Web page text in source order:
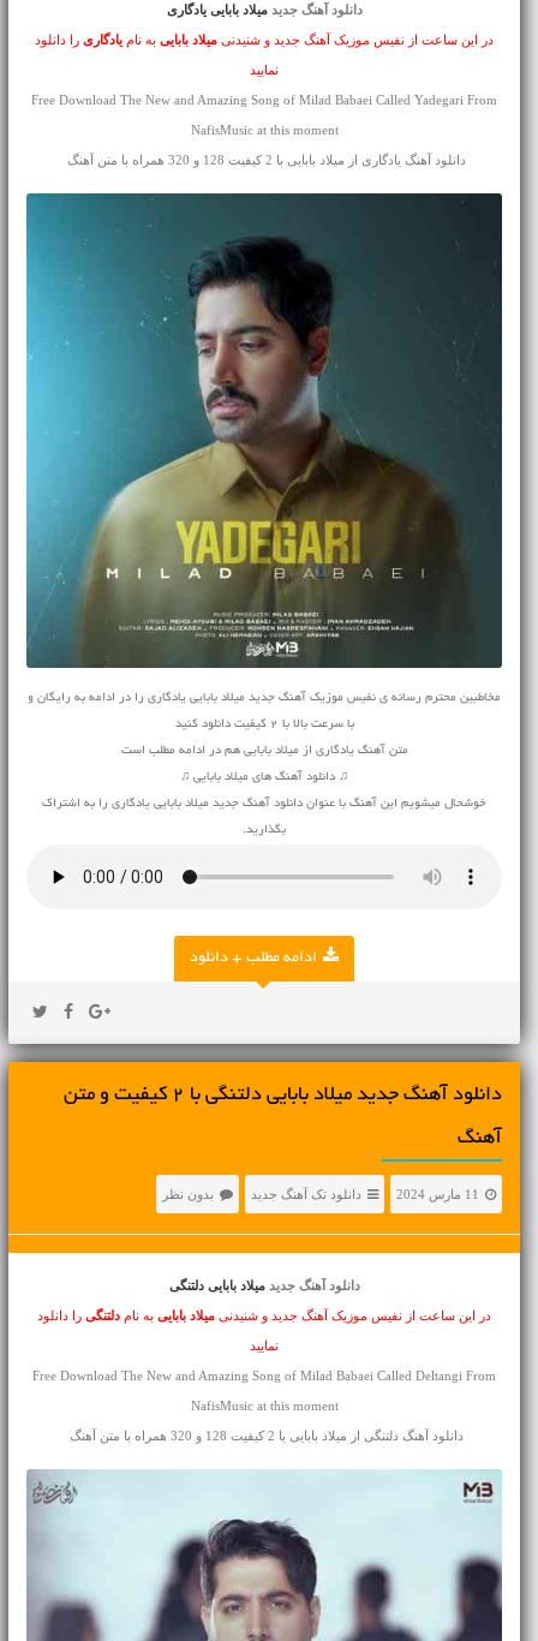
دانلود آهنگ جدید میلاد بابایی یادگاری
در این ساعت از نفیس موزیک آهنگ جدید و شنیدنی میلاد باباییبه نام یادگاریرا دانلود
نمایید
Free Download The New and Amazing Song of Milad Babaei Called Yadegari From
NafisMusic at this moment
دانلود آهنگ یادگاری از میلاد بابایی با 2 کیفیت 128 و 320 همراه با متن آهنگ
مخاطبین محترم رسانه ی نفیس موزیک آهنگ جدید میلاد بابایی یادگاری را در ادامه به رایگان و
با سرعت بالا با 2 کیفیت دانلود کنید
متن آهنگ یادگاری از میلاد بابایی هم در ادامه مطلب است
♫ دانلود آهنگ های میلاد بابایی ♫
خوشحال میشویم این آهنگ با عنوان دانلود آهنگ جدید میلاد بابایی یادگاری را به اشتراک
بگذارید.
ادامه مطلب + دانلود
دانلود آهنگ جديد میلاد بابایی دلتنگی با 2 کیفیت و متن
آهنگ
11 مارس 2024 دانلود تک آهنگ جدید بدون نظر
دانلود آهنگ جدید میلاد بابایی دلتنگی
در این ساعت از نفیس موزیک آهنگ جدید و شنیدنی میلاد باباییبه نام دلتنگیرا دانلود
نمایید
Free Download The New and Amazing Song of Milad Babaei Called Deltangi From
NafisMusic at this moment
دانلود آهنگ دلتنگی از میلاد بابایی با 2 کیفیت 128 و 320 همراه با متن آهنگ